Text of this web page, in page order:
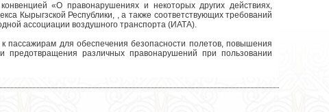
Белек–бонус
часто летающих пассажиров
«О правонарушениях и некоторых других действиях,
Кырыгзской Республики, , а также соответствующих требований
ассоциации воздушного транспорта (ИАТА).
пассажирам для обеспечения безопасности полетов, повышения
предотвращения различных правонарушений при пользовании